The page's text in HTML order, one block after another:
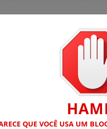
QUE VOCÊ USA UM